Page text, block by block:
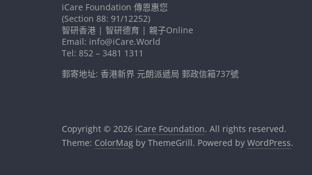
iCare Foundation 傳恩惠您
(Section 88: 91/12252)
智研香港 | 智研德育 | 親子Online
Email: info@iCare.World
Tel: 852 – 3481 1311
郵寄地址: 香港新界 元朗派遞局 郵政信箱737號
Copyright © 2026 iCare Foundation. All rights reserved.
Theme: ColorMag by ThemeGrill. Powered by WordPress.